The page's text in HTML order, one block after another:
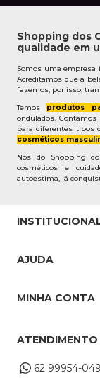
Shopping dos
qualidade em
Somos uma empresa
Acreditamos que a
fazemos, por isso,
Temos produtos
ondulados.
para diferentes tipos
cosméticos
Nós do Shopping
cosméticos e
autoestima, já
Pedidos Whatsapp
Cupons
AJUDA
Troca e Devoluções
MINHA CONTA
Alterar Cadastro
ATENDIMENTO
62 99954-